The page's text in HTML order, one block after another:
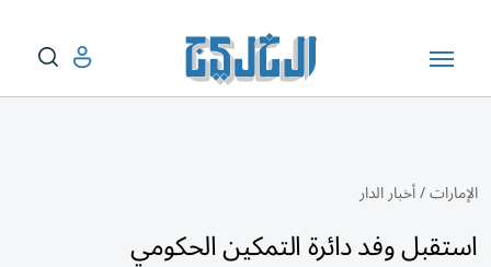
الإمارات/أخبار الدار
استقبل وفد دائرة التمكين الحكومي